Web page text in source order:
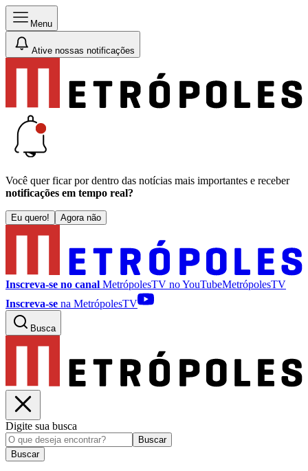
Menu
Ative nossas notificações
Você quer ficar por dentro das notícias mais importantes e receber
notificações em tempo real?
Eu quero! Agora não
Inscreva-se no canal MetrópolesTV noYouTubeMetrópolesTV
Inscreva-se na MetrópolesTV
Busca
Digite sua busca
Buscar
Buscar